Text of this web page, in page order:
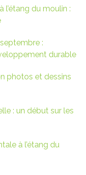
l’étang du moulin :
:
durable
photos et dessins
: un début sur les
à l’étang du